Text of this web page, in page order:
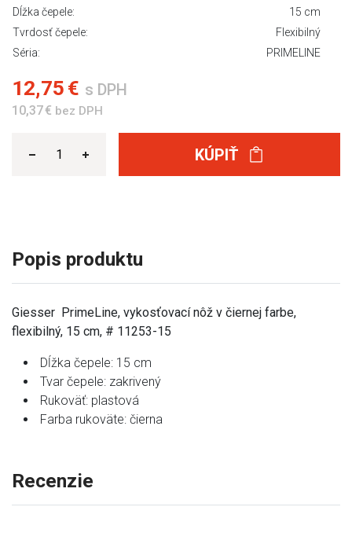
Dĺžka čepele:
15 cm
Tvrdosť čepele:
Flexibilný
Séria:
PRIMELINE
12,75 € s DPH
10,37 € bez DPH
KÚPIŤ
Popis produktu
Giesser PrimeLine, vykosťovací nôž v čiernej farbe,
flexibilný, 15 cm, # 11253-15
Dĺžka čepele: 15 cm
Tvar čepele: zakrivený
Rukoväť: plastová
Farba rukoväte: čierna
Recenzie